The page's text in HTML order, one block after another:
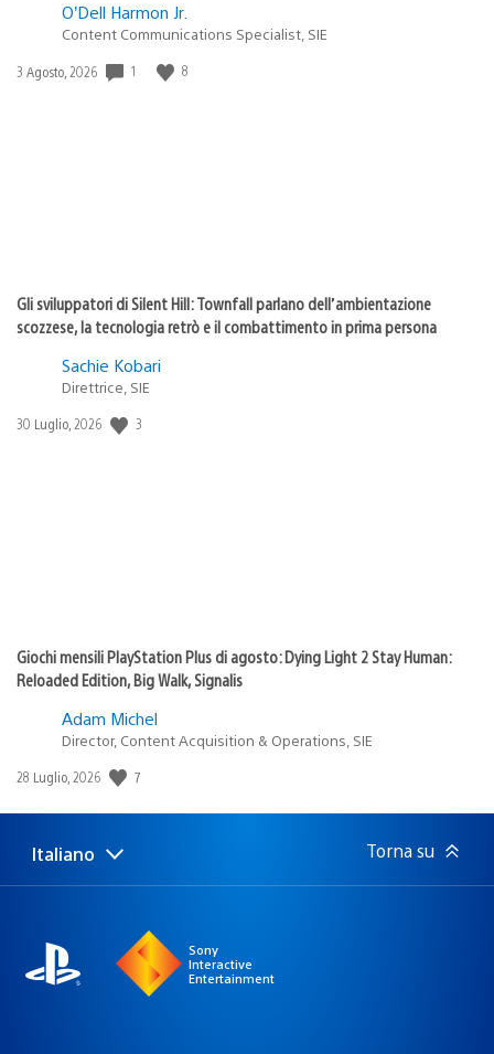
O’Dell Harmon Jr.
Content Communications Specialist, SIE
Data
3 Agosto, 2026 1 8
Gli sviluppatori di Silent Hill: Townfall parlano dell’ambientazione
scozzese, la tecnologia retrò e il combattimento in prima persona
Sachie Kobari
Direttrice, SIE
Data
30 Luglio, 2026 3
Giochi mensili PlayStation Plus di agosto: Dying Light 2 Stay Human:
Reloaded Edition, Big Walk, Signalis
Adam Michel
Director, Content Acquisition & Operations, SIE
Data
pubblicazione:
28 Luglio, 2026 7
Seleziona
una
Regione
attuale:
Italiano Torna su
Sony
Interactive
Entertainment